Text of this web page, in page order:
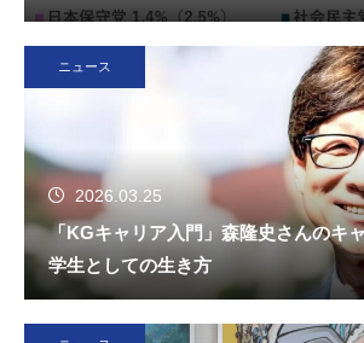
ニュース
2026.03.25
「KGキャリア入門」森隆史さんのキ
学生としての生き方